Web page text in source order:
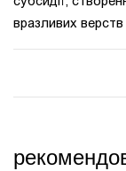
вразливих